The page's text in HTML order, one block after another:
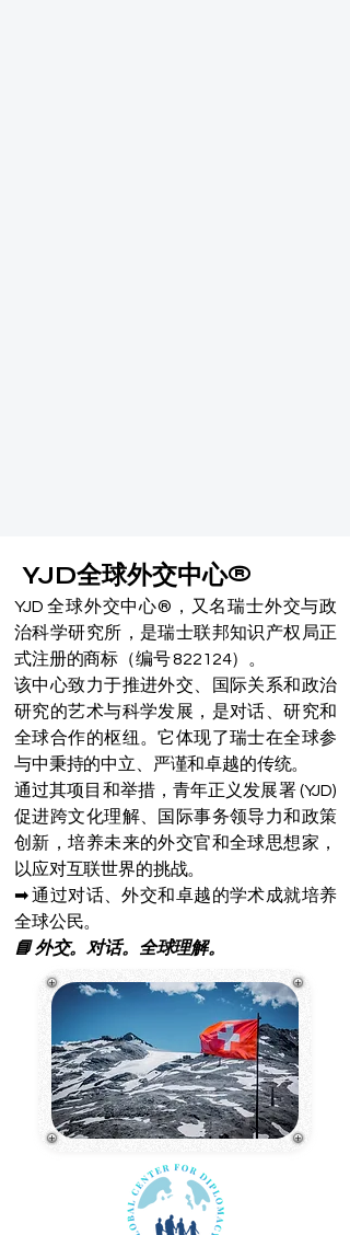
YJD全球外交中心®
YJD 全球外交中心®，又名瑞士外交与政
治科学研究所，是瑞士联邦知识产权局正
式注册的商标（编号 822124）。
该中心致力于推进外交、国际关系和政治
研究的艺术与科学发展，是对话、研究和
全球合作的枢纽。它体现了瑞士在全球参
与中秉持的中立、严谨和卓越的传统。
通过其项目和举措，青年正义发展署 (YJD)
促进跨文化理解、国际事务领导力和政策
创新，培养未来的外交官和全球思想家，
以应对互联世界的挑战。
➡ 通过对话、外交和卓越的学术成就培养
全球公民。
📘 外交。对话。全球理解。